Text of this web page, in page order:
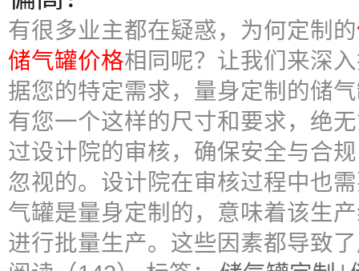
有很多业主都在疑惑，为何定制的
储气罐价格相同呢？让我们来深
据您的特定需求，量身定制的储
有您一个这样的尺寸和要求，绝
过设计院的审核，确保安全与合
忽视的。设计院在审核过程中也
气罐是量身定制的，意味着该生
进行批量生产。这些因素都导致